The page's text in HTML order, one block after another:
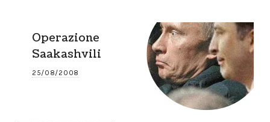
Operazione
Saakashvili
25/08/2008